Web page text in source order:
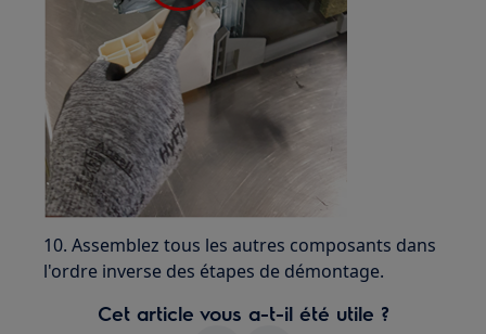
10. Assemblez tous les autres composants dans
l'ordre inverse des étapes de démontage.
Cet article vous a-t-il été utile ?